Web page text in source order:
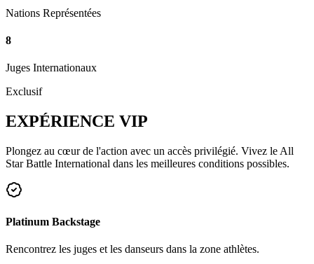
Nations Représentées
8
Juges Internationaux
Exclusif
EXPÉRIENCE VIP
Plongez au cœur de l'action avec un accès privilégié. Vivez le All
Star Battle International dans les meilleures conditions possibles.
Platinum Backstage
Rencontrez les juges et les danseurs dans la zone athlètes.